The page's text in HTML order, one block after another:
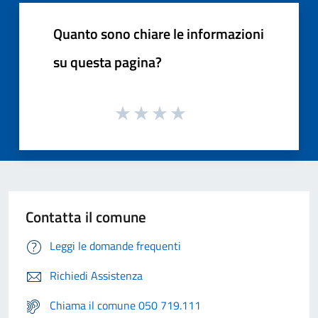
Quanto sono chiare le informazioni
su questa pagina?
Contatta il comune
Leggi le domande frequenti
Richiedi Assistenza
Chiama il comune 050 719.111